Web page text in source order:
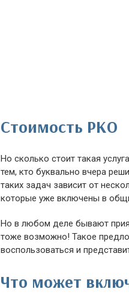
Стоимость РКО
Но сколько стоит такая
тем, кто буквально вчера
таких задач зависит от
которые уже включены в
Но в любом деле бывают
тоже возможно! Такое
воспользоваться и
Что может